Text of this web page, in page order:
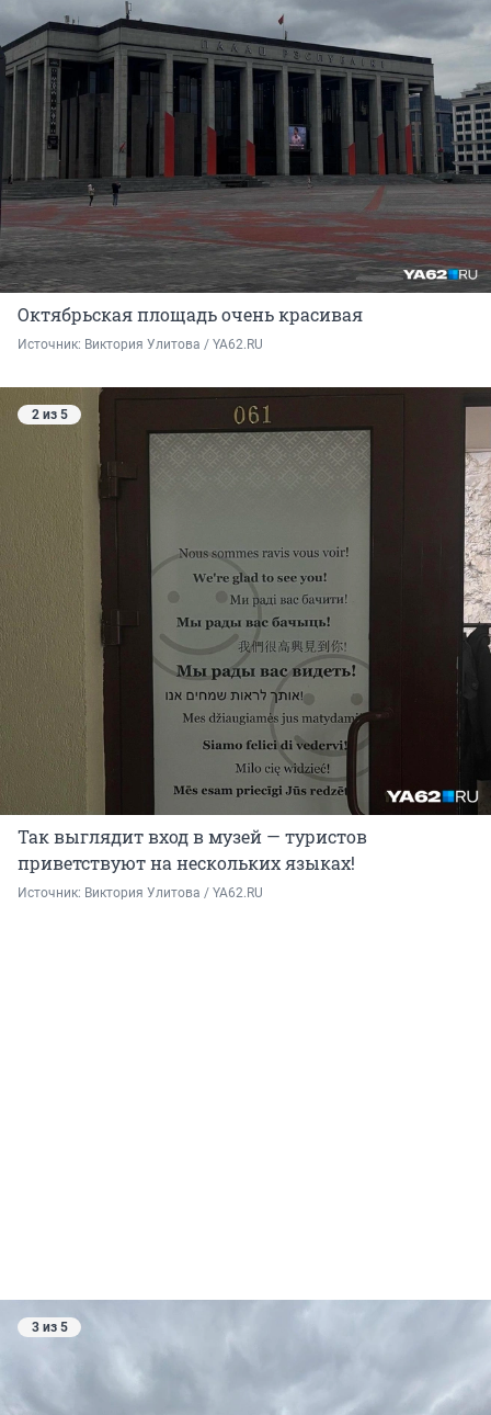
Октябрьская площадь очень красивая
Источник: Виктория Улитова / YA62.RU
2 из 5
Так выглядит вход в музей — туристов
приветствуют на нескольких языках!
Источник: Виктория Улитова / YA62.RU
3 из 5